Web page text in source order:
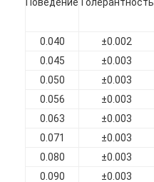
Экскурсия по заводу
Контроль качества
Новости
Случаи
0.040
±0.002
0.045
±0.003
0.050
±0.003
0.056
±0.003
0.063
±0.003
0.071
±0.003
0.080
±0.003
0.090
±0.003